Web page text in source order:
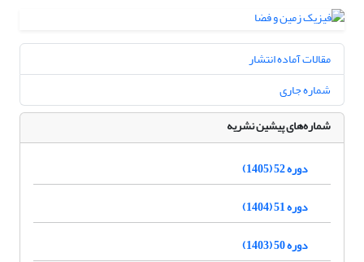
مقالات آماده انتشار
شماره جاری
شماره‌های پیشین نشریه
دوره 52 (1405)
دوره 51 (1404)
دوره 50 (1403)